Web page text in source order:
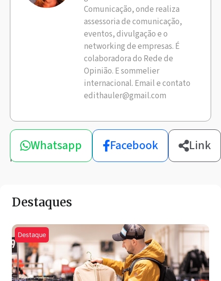
Comunicação, onde realiza
assessoria de comunicação,
eventos, divulgação e o
networking de empresas. É
colaboradora do Rede de
Opinião. E sommelier
internacional. Email e contato
edithauler@gmail.com
Compartilhe
esta
notícia
Whatsapp Facebook Link
Destaques